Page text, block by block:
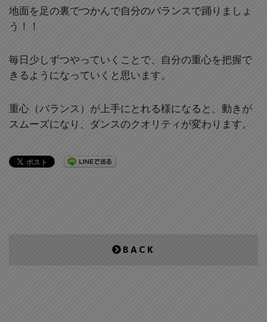
地面を足の裏でつかんで自分のバランスで踊りましょ
う！！
毎日少しずつやっていくことで、自分の重心を把握で
きるようになっていくと思います。
重心（バランス）が上手にとれる様になると、動きが
スムーズになり、ダンスのクオリティが変わります。
BACK